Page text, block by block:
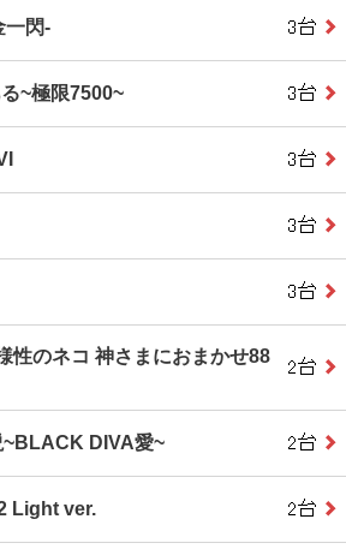
閃‐
~極限7500~
性のネコ 神さまにおまかせ88
~BLACK DIVA愛~
Light ver.